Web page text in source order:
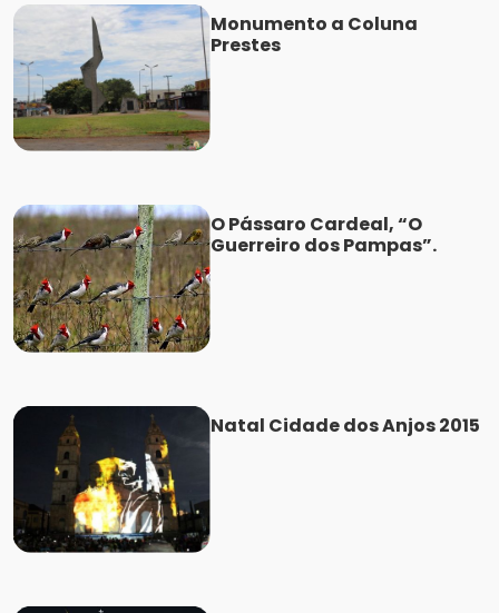
Monumento a Coluna
Prestes
O Pássaro Cardeal, “O
Guerreiro dos Pampas”.
Natal Cidade dos Anjos 2015